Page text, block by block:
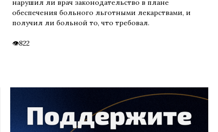
нарушил ли врач законодательство в плане
обеспечения больного льготными лекарствами, и
получил ли больной то, что требовал.
822